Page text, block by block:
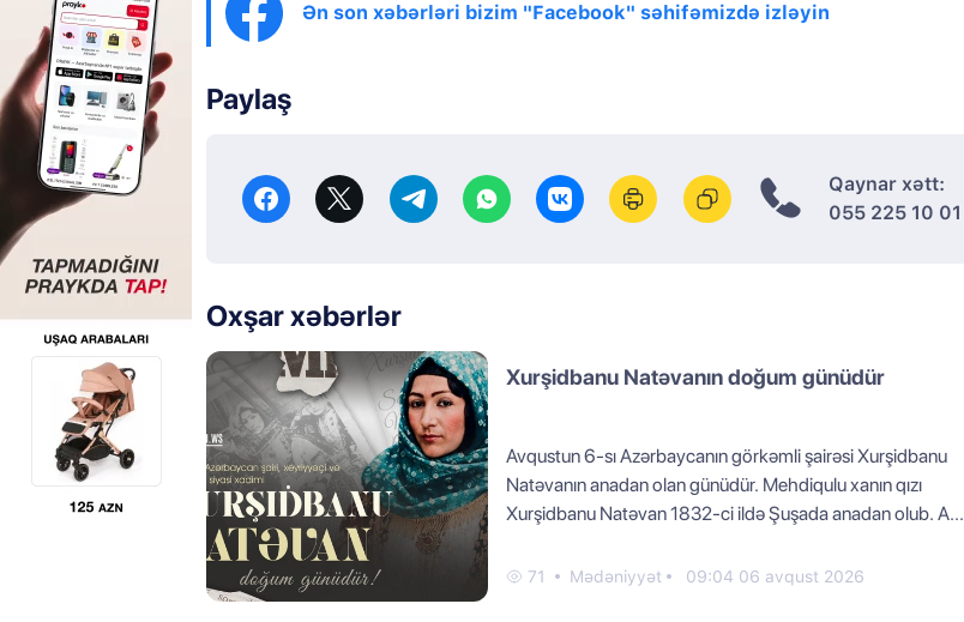
Ən son xəbərləri bizim "Facebook" səhifəmizdə izləyin
Paylaş
Qaynar xətt:
055 225 10 01
Oxşar xəbərlər
Xurşidbanu Natəvanın doğum günüdür
Avqustun 6-sı Azərbaycanın görkəmli şairəsi Xurşidbanu
Natəvanın anadan olan günüdür. Mehdiqulu xanın qızı
Xurşidbanu Natəvan 1832-ci ildə Şuşada anadan оlub. A...
71 Mədəniyyət 09:04 06 avqust 2026